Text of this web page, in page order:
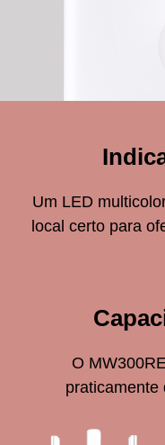
Um LED
local certo para
O
praticamente